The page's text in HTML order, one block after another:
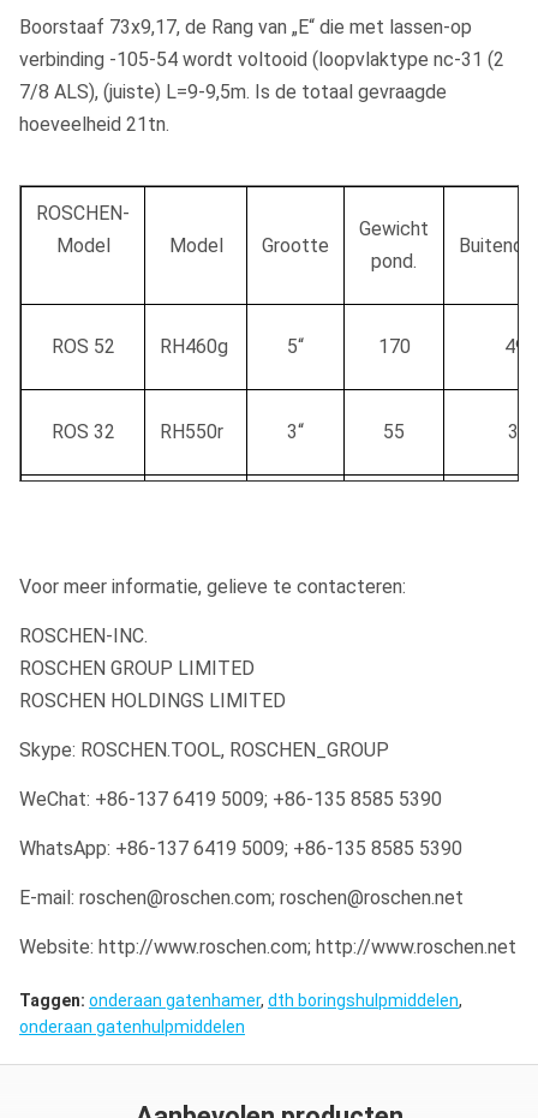
Boorstaaf 73x9,17, de Rang van „E“ die met lassen-op
verbinding -105-54 wordt voltooid (loopvlaktype nc-31 (2
7/8 ALS), (juiste) L=9-9,5m. Is de totaal gevraagde
hoeveelheid 21tn.
ROSCHEN-
Model
Model Grootte
Gewicht
pond.
ROS 52 RH460g 5“ 170
ROS 32 RH550r 3“ 55 3.2“
RH550
ROS 54 RH550g
ROS 64 RH550w 6“ 158
ROS 64 RH550 6“ 158 5.6“
ROS 64 RH550g
Voor meer informatie, gelieve te contacteren:
ROSCHEN-INC.
ROSCHEN GROUP LIMITED
ROSCHEN HOLDINGS LIMITED
Skype: ROSCHEN.TOOL, ROSCHEN_GROUP
WeChat: +86-137 6419 5009; +86-135 8585 5390
WhatsApp: +86-137 6419 5009; +86-135 8585 5390
E-mail: roschen@roschen.com; roschen@roschen.net
Website: http://www.roschen.com; http://www.roschen.net
Taggen: onderaan gatenhamer, dth boringshulpmiddelen,
onderaan gatenhulpmiddelen